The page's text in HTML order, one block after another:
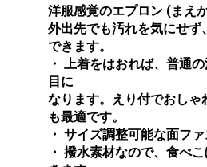
洋服感覚のエプロン (まえ
外出先でも汚れを気にせず
できます。
・ 上着をはおれば、普通
目に
なります。えり付でおしゃ
も最適です。
・ サイズ調整可能な面ファ
・ 撥水素材なので、食べ